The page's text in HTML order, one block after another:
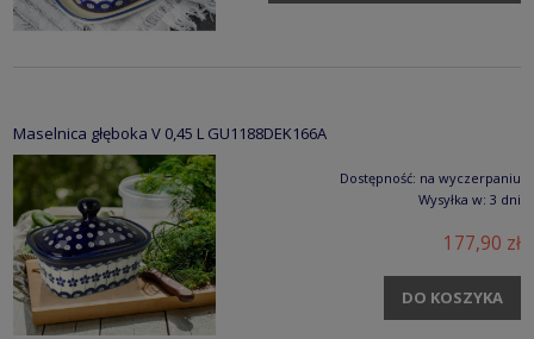
Maselnica głęboka V 0,45 L GU1188DEK166A
Dostępność: na wyczerpaniu
Wysyłka w: 3 dni
177,90 zł
DO KOSZYKA